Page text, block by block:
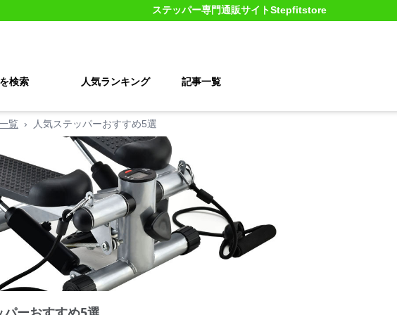
ステッパー専門通販サイトStepfitstore
検索 人気ランキング 記事一覧
覧 › 人気ステッパーおすすめ5選